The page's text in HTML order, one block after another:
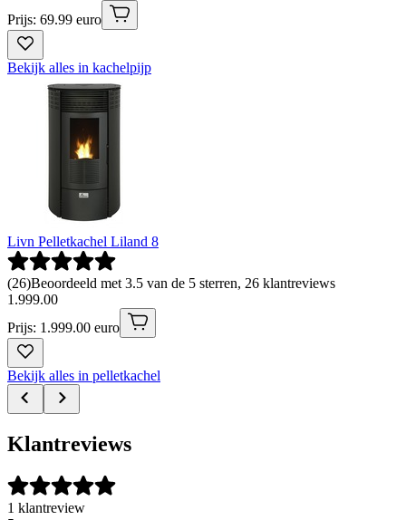
Prijs: 69.99 euro
Bekijk alles in kachelpijp
Livn Pelletkachel Liland 8
(26)Beoordeeld met 3.5 van de 5 sterren, 26 klantreviews
1 .999.00
Prijs: 1.999.00 euro
Bekijk alles in pelletkachel
Klantreviews
1 klantreview